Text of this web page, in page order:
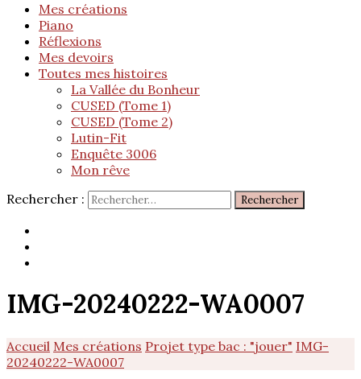
Mes créations
Piano
Réflexions
Mes devoirs
Toutes mes histoires
La Vallée du Bonheur
CUSED (Tome 1)
CUSED (Tome 2)
Lutin-Fit
Enquête 3006
Mon rêve
Rechercher :
IMG-20240222-WA0007
Accueil Mes créations Projet type bac : "jouer" IMG-
20240222-WA0007